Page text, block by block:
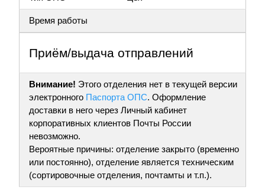
Время работы
Приём/выдача отправлений
Внимание! Этого отделения нет в текущей версии
электронного Паспорта ОПС. Оформление
доставки в него через Личный кабинет
корпоративных клиентов Почты России
невозможно.
Вероятные причины: отделение закрыто (временно
или постоянно), отделение является техническим
(сортировочные отделения, почтамты и т.п.).